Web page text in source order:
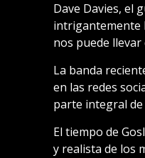
Dave Davies, el
intrigantemente
nos puede
La banda
en las redes
parte integral de
El tiempo de
y realista de los